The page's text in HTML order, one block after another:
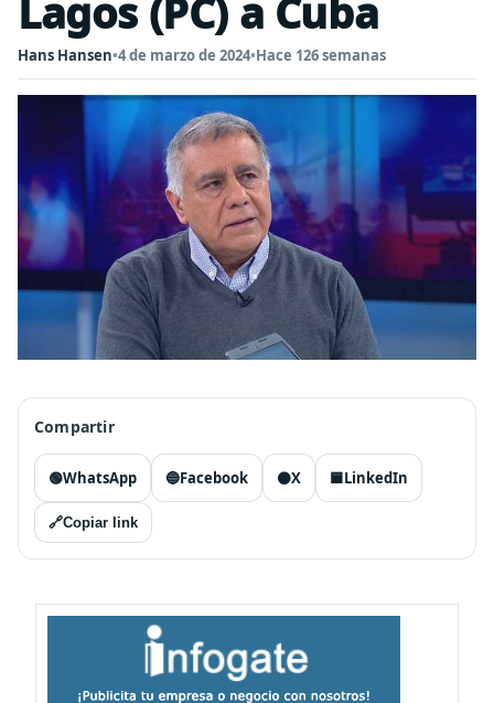
Lagos (PC) a Cuba
Hans Hansen•4 de marzo de 2024•Hace 126 semanas
Compartir
🟢WhatsApp 🔵Facebook ⚫X 🟦LinkedIn
🔗Copiar link